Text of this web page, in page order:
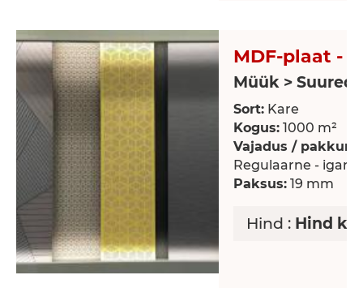
MDF-plaat -
Müük > Suured
Sort: Kare
Kogus: 1000 m²
Vajadus /
Regulaarne -
Paksus: 19 mm
Hind : Hind